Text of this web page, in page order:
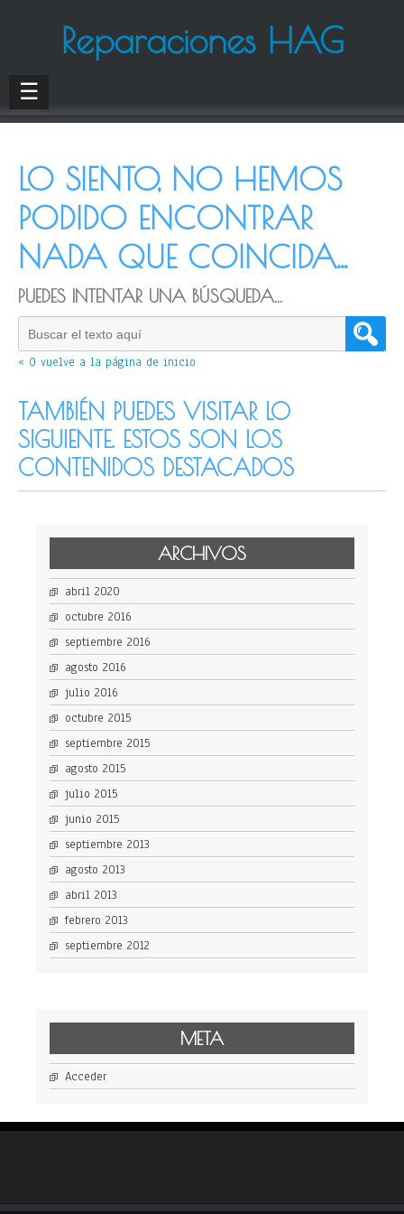
Reparaciones HAG
☰
LO SIENTO, NO HEMOS
PODIDO ENCONTRAR
NADA QUE COINCIDA...
PUEDES INTENTAR UNA BÚSQUEDA...
« O vuelve a la página de inicio
TAMBIÉN PUEDES VISITAR LO
SIGUIENTE. ESTOS SON LOS
CONTENIDOS DESTACADOS
ARCHIVOS
abril 2020
octubre 2016
septiembre 2016
agosto 2016
julio 2016
octubre 2015
septiembre 2015
agosto 2015
julio 2015
junio 2015
septiembre 2013
agosto 2013
abril 2013
febrero 2013
septiembre 2012
META
Acceder